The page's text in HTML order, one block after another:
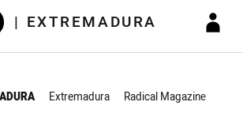
| EXTREMADURA
Extremadura Radical Magazine